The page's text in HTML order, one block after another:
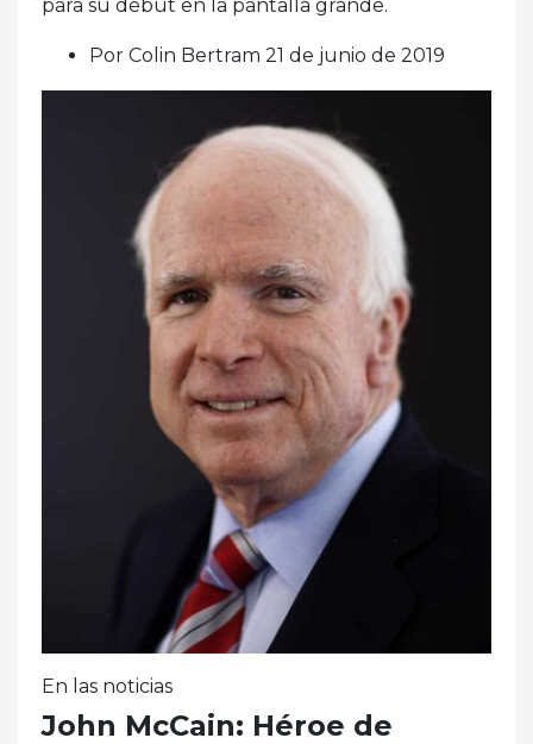
para su debut en la pantalla grande.
Por Colin Bertram 21 de junio de 2019
En las noticias
John McCain: Héroe de